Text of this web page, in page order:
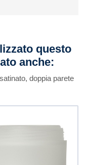
questo
anche:
doppia parete